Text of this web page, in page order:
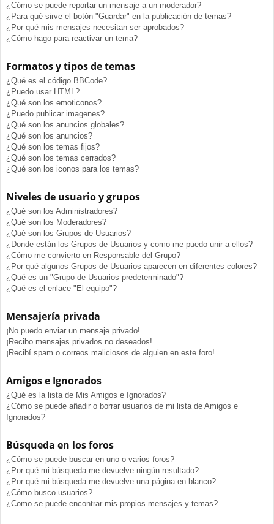
¿Cómo se puede reportar un mensaje a un moderador?
¿Para qué sirve el botón "Guardar" en la publicación de temas?
¿Por qué mis mensajes necesitan ser aprobados?
¿Cómo hago para reactivar un tema?
Formatos y tipos de temas
¿Qué es el código BBCode?
¿Puedo usar HTML?
¿Qué son los emoticonos?
¿Puedo publicar imagenes?
¿Qué son los anuncios globales?
¿Qué son los anuncios?
¿Qué son los temas fijos?
¿Qué son los temas cerrados?
¿Qué son los iconos para los temas?
Niveles de usuario y grupos
¿Qué son los Administradores?
¿Qué son los Moderadores?
¿Qué son los Grupos de Usuarios?
¿Donde están los Grupos de Usuarios y como me puedo unir a ellos?
¿Cómo me convierto en Responsable del Grupo?
¿Por qué algunos Grupos de Usuarios aparecen en diferentes colores?
¿Qué es un "Grupo de Usuarios predeterminado"?
¿Qué es el enlace "El equipo"?
Mensajería privada
¡No puedo enviar un mensaje privado!
¡Recibo mensajes privados no deseados!
¡Recibí spam o correos maliciosos de alguien en este foro!
Amigos e Ignorados
¿Qué es la lista de Mis Amigos e Ignorados?
¿Cómo se puede añadir o borrar usuarios de mi lista de Amigos e
Ignorados?
Búsqueda en los foros
¿Cómo se puede buscar en uno o varios foros?
¿Por qué mi búsqueda me devuelve ningún resultado?
¿Por qué mi búsqueda me devuelve una página en blanco?
¿Cómo busco usuarios?
¿Como se puede encontrar mis propios mensajes y temas?